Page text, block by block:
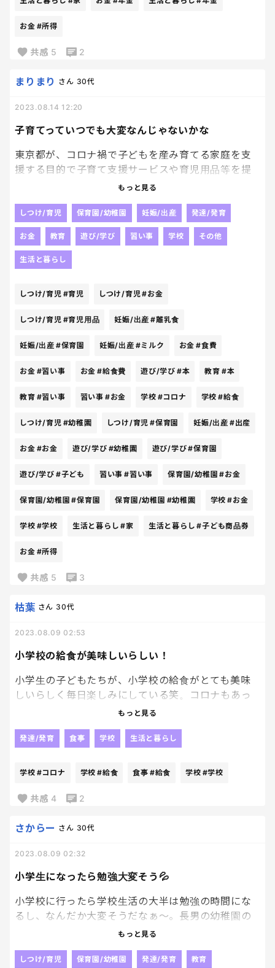
お金 #所得
共感 5 2
子育てっていつでも大変なんじゃないかな
まりまり さん 30代
2023.08.14 12:20
東京都が、コロナ禍で子どもを産み育てる家庭を支
援する目的で子育て支援サービスや育児用品等を提
供してくれる『赤ちゃんファースト』という事業を
大変助かっている。しかし、この事業の対象は令和3
年1月1日〜令和5年3月31日に出産した子が居る家庭
である。このサービス、定期的に消耗品（オムツ、
ミルク、離乳食など）を頼むだけでも家計的にはか
なり助かるし子ども商品券もあるし感謝しているの
だが、子育てってなんせお金がかかる。一時期に10
ろんありがたいがそんなの一瞬でなくなってしまう
いが、この恩恵の対象を例えば、子どもを持つ全て
あたり必要なモノ（消耗品、衣料品、衛生用品な
ど）はもちろんのこと、医療費や学校の給食費、習
も国から半分ほど？いや、ほぼほぼ全て（これは言
たら、絶対に日本の超少子化を食い止められるんじ
な素人考え失礼しました！笑
もっと見る
しつけ/育児 保育園/幼稚園 妊娠/出産 発達/発育
お金 教育 遊び/学び 習い事 学校 その他
生活と暮らし
しつけ/育児 #育児 しつけ/育児#お金
しつけ/育児 #育児用品 妊娠/出産 #離乳食
妊娠/出産 #保育園 妊娠/出産 #ミルク お金 #食費
お金 #習い事 お金 #給食費 遊び/学び #本 教育 #本
教育 #習い事 習い事 #お金 学校 #コロナ 学校 #給食
しつけ/育児 #幼稚園 しつけ/育児 #保育園 妊娠/出産 #出産
お金 #お金 遊び/学び #幼稚園 遊び/学び#保育園
遊び/学び #子ども 習い事 #習い事 保育園/幼稚園 #お金
保育園/幼稚園 #保育園 保育園/幼稚園 #幼稚園 学校 #お金
学校 #学校 生活と暮らし #家 生活と暮らし #子ども商品券
お金 #所得
共感 5 3
小学校の給食が美味しいらしい！
枯葉 さん 30代
2023.08.09 02:53
小学生の子どもたちが、小学校の給食がとても美味
しいらしく毎日楽しみにしている笑。コロナもあっ
て消毒や感染予防のために配膳員の方は日々とても
変助かってます！日々ありがとうございます！
もっと見る
発達/発育 食事 学校 生活と暮らし
学校 #コロナ 学校 #給食 食事 #給食 学校 #学校
共感 4 2
小学生になったら勉強大変そう💦
さからー さん 30代
2023.08.09 02:32
小学校に行ったら学校生活の大半は勉強の時間にな
るし、なんだか大変そうだなぁ〜。長男の幼稚園の
友達でもうすでにくもんやプログラミングの塾に通
はみんなのんびりしていて、勉強という文字はまだ
もっと見る
しつけ/育児 保育園/幼稚園 発達/発育 教育